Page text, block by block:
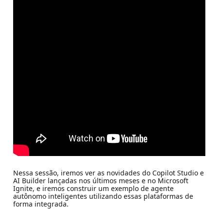
Nessa sessão, iremos ver as novidades do Copilot Studio e
AI Builder lançadas nos últimos meses e no Microsoft
Ignite, e iremos construir um exemplo de agente
autônomo inteligentes utilizando essas plataformas de
forma integrada.